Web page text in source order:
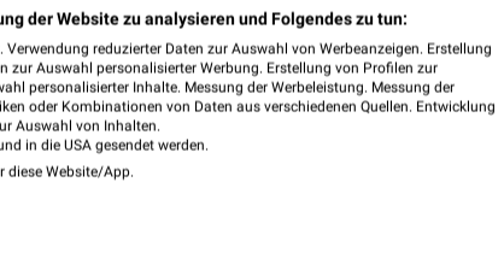
der Website zu analysieren und Folgendes zu tun:
reduzierter Daten zur Auswahl von Werbeanzeigen. Erstellung
Auswahl personalisierter Werbung. Erstellung von Profilen zur
personalisierter Inhalte. Messung der Werbeleistung. Messung der
oder Kombinationen von Daten aus verschiedenen Quellen. Entwicklung
Auswahl von Inhalten.
in die USA gesendet werden.
diese Website/App.